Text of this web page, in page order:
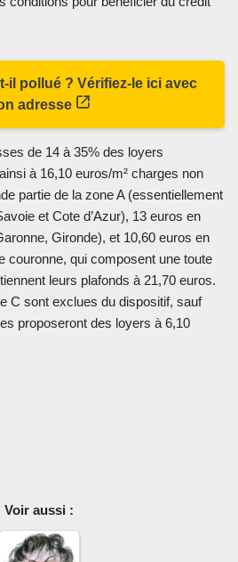
il pollué ? Vérifiez-le ici avec
adresse
de 14 à 35% des loyers
à 16,10 euros/m² charges non
partie de la zone A (essentiellement
et Cote d’Azur), 13 euros en
Gironde), et 10,60 euros en
couronne, qui composent une toute
leurs plafonds à 21,70 euros.
C sont exclues du dispositif, sauf
proposeront des loyers à 6,10
Voir aussi :